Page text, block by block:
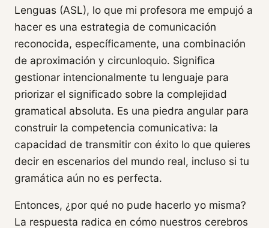
Lenguas (ASL), lo que mi profesora me empujó a
hacer es una estrategia de comunicación
reconocida, específicamente, una combinación
de aproximación y circunloquio. Significa
gestionar intencionalmente tu lenguaje para
priorizar el significado sobre la complejidad
gramatical absoluta. Es una piedra angular para
construir la competencia comunicativa: la
capacidad de transmitir con éxito lo que quieres
decir en escenarios del mundo real, incluso si tu
gramática aún no es perfecta.
Entonces, ¿por qué no pude hacerlo yo misma?
La respuesta radica en cómo nuestros cerebros